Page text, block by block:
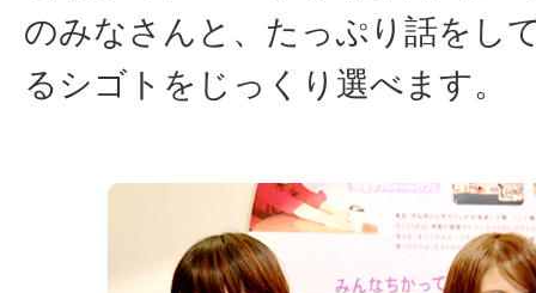
のみなさんと、たっぷり話をし
るシゴトをじっくり選べます。